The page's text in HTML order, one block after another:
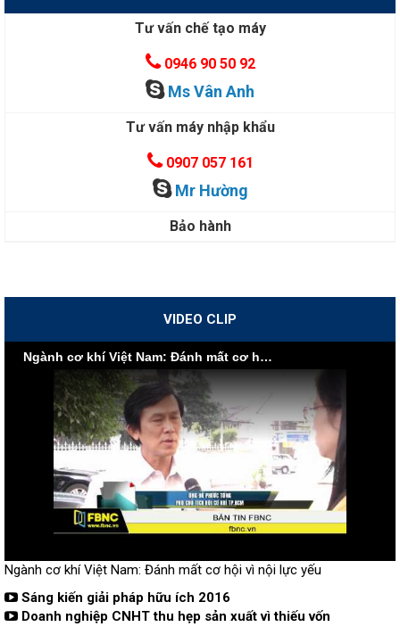
Tư vấn chế tạo máy
0946 90 50 92
Ms Vân Anh
Tư vấn máy nhập khẩu
0907 057 161
Mr Hường
Bảo hành
VIDEO CLIP
Ngành cơ khí Việt Nam: Đánh mất cơ hội vì nội lực yếu
Ngành cơ khí Việt Nam: Đánh mất cơ hội vì nội lực yếu
Sáng kiến giải pháp hữu ích 2016
Doanh nghiệp CNHT thu hẹp sản xuất vì thiếu vốn